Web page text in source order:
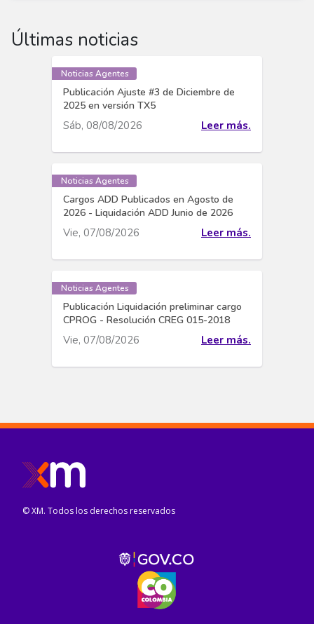
Últimas noticias
Noticias Agentes
Publicación Ajuste #3 de Diciembre de
2025 en versión TX5
Sáb, 08/08/2026 Leer más.
Noticias Agentes
Cargos ADD Publicados en Agosto de
2026 - Liquidación ADD Junio de 2026
Vie, 07/08/2026 Leer más.
Noticias Agentes
Publicación Liquidación preliminar cargo
CPROG - Resolución CREG 015-2018
Vie, 07/08/2026 Leer más.
© XM. Todos los derechos reservados